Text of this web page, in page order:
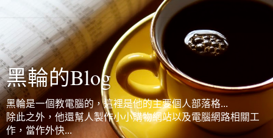
黑輪的Blog
黑輪是一個教電腦的，這裡是他的主要個人部落格...
除此之外，他還幫人製作小小購物網站以及電腦網路相關工
作，當作外快...